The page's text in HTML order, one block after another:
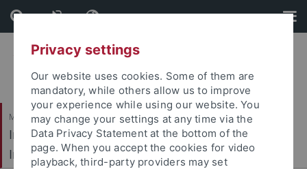
Skip
to
content
Skip
to
footer
Mathematisch-Naturwissenschaftliche Fakultät / Medizinische Fakultät
Interfakultäres Institut für Mikrobiologie und
Infektionsmedizin
Privacy settings
Our website uses cookies. Some of them are
mandatory, while others allow us to improve
your experience while using our website. You
may change your settings at any time via the
Data Privacy Statement at the bottom of the
page. When you accept the cookies for video
playback, third-party providers may set